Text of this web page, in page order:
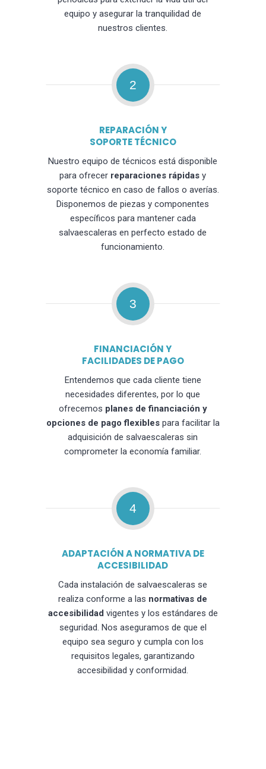
equipo y asegurar la tranquilidad de
nuestros clientes.
2
REPARACIÓN Y
SOPORTE TÉCNICO
Nuestro equipo de técnicos está disponible
para ofrecer reparaciones rápidas y
soporte técnico en caso de fallos o averías.
Disponemos de piezas y componentes
específicos para mantener cada
salvaescaleras en perfecto estado de
funcionamiento.
3
FINANCIACIÓN Y
FACILIDADES DE PAGO
Entendemos que cada cliente tiene
necesidades diferentes, por lo que
ofrecemos planes de financiación y
opciones de pago flexiblespara facilitar la
adquisición de salvaescaleras sin
comprometer la economía familiar.
4
ADAPTACIÓN A NORMATIVA DE
ACCESIBILIDAD
Cada instalación de salvaescaleras se
realiza conforme a las normativas de
accesibilidad vigentes y los estándares de
seguridad. Nos aseguramos de que el
equipo sea seguro y cumpla con los
requisitos legales, garantizando
accesibilidad y conformidad.